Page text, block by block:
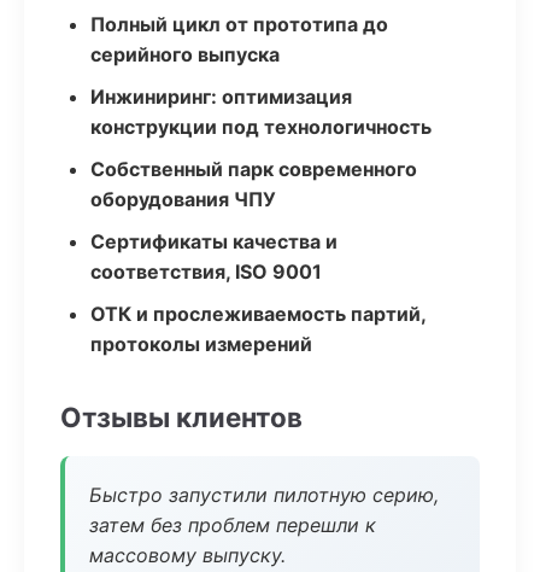
Полный цикл от прототипа до
серийного выпуска
Инжиниринг: оптимизация
конструкции под технологичность
Собственный парк современного
оборудования ЧПУ
Сертификаты качества и
соответствия, ISO 9001
ОТК и прослеживаемость партий,
протоколы измерений
Отзывы клиентов
Быстро запустили пилотную серию,
затем без проблем перешли к
массовому выпуску.